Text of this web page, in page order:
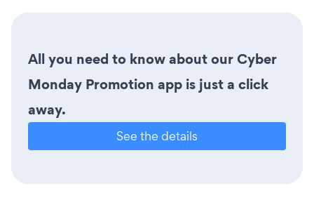
All you need to know about our Cyber
Monday Promotion app is just a click
away.
See the details